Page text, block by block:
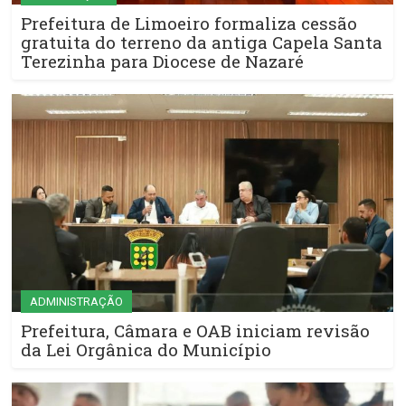
Prefeitura de Limoeiro formaliza cessão
gratuita do terreno da antiga Capela Santa
Terezinha para Diocese de Nazaré
ADMINISTRAÇÃO
Prefeitura, Câmara e OAB iniciam revisão
da Lei Orgânica do Município